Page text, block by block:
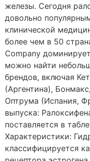
железы. Сегодня
довольно
клинической
более чем в 50
Company
можно найти
брендов, включая
(Аргентина),
Оптрума (Испания,
выпуска:
поставляется в
Характеристики:
классифицируется